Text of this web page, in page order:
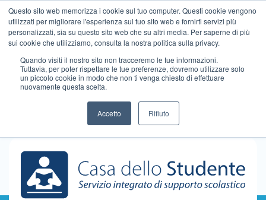
Questo sito web memorizza i cookie sul tuo computer. Questi cookie vengono
utilizzati per migliorare l'esperienza sul tuo sito web e fornirti servizi più
personalizzati, sia su questo sito web che su altri media. Per saperne di più
sui cookie che utilizziamo, consulta la nostra politica sulla privacy.
Quando visiti il ​​nostro sito non tracceremo le tue informazioni.
Tuttavia, per poter rispettare le tue preferenze, dovremo utilizzare solo
un piccolo cookie in modo che non ti venga chiesto di effettuare
nuovamente questa scelta.
Accetto Rifiuto